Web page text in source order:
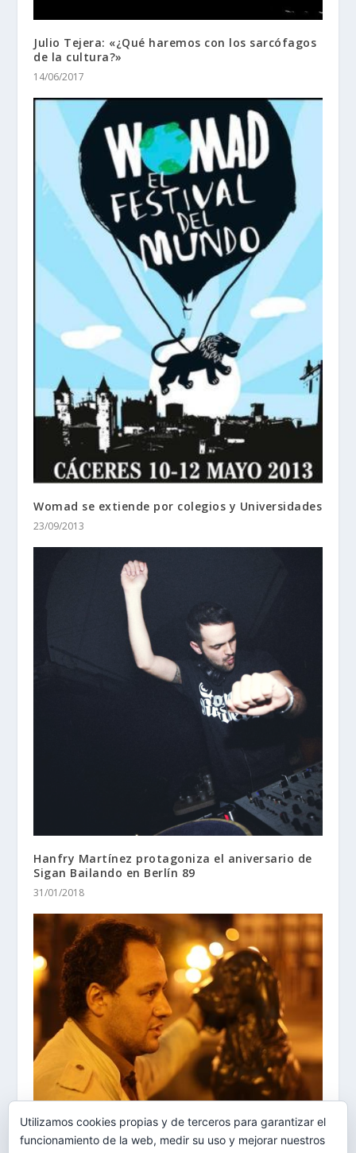
Julio Tejera: «¿Qué haremos con los sarcófagos
de la cultura?»
14/06/2017
Womad se extiende por colegios y Universidades
23/09/2013
Hanfry Martínez protagoniza el aniversario de
Sigan Bailando en Berlín 89
31/01/2018
9º Auditorio 10/02/16
10/02/2016
Utilizamos cookies propias y de terceros para garantizar el
funcionamiento de la web, medir su uso y mejorar nuestros